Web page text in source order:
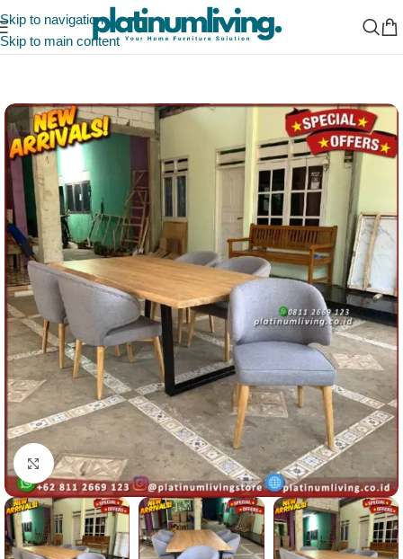
Skip to navigation
Skip to main content
Beranda/Ruang Makan
Click to enlarge